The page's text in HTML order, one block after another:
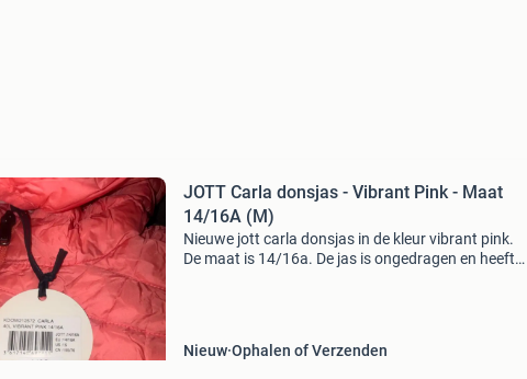
JOTT Carla donsjas - Vibrant Pink - Maat
14/16A (M)
Nieuwe jott carla donsjas in de kleur vibrant pink.
De maat is 14/16a. De jas is ongedragen en heeft
Nieuw Ophalen of Verzenden